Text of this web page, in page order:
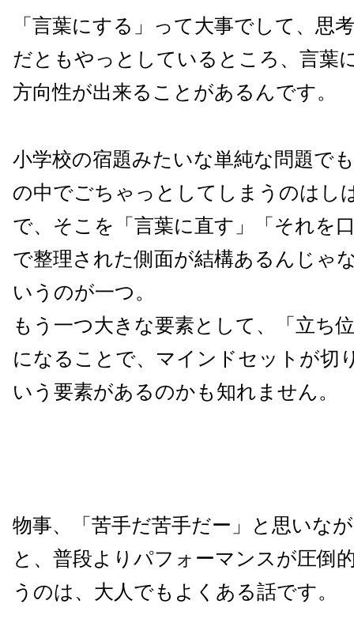
「言葉にする」って大事でして、思
だともやっとしているところ、言葉
方向性が出来ることがあるんです。
小学校の宿題みたいな単純な問題で
の中でごちゃっとしてしまうのはし
で、そこを「言葉に直す」「それを
で整理された側面が結構あるんじゃ
いうのが一つ。
もう一つ大きな要素として、「立ち
になることで、マインドセットが切
いう要素があるのかも知れません。
物事、「苦手だ苦手だー」と思いな
と、普段よりパフォーマンスが圧倒
うのは、大人でもよくある話です。